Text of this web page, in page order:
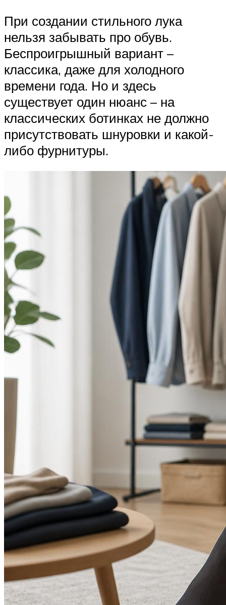
При создании стильного лука
нельзя забывать про обувь.
Беспроигрышный вариант –
классика, даже для холодного
времени года. Но и здесь
существует один нюанс – на
классических ботинках не должно
присутствовать шнуровки и какой-
либо фурнитуры.